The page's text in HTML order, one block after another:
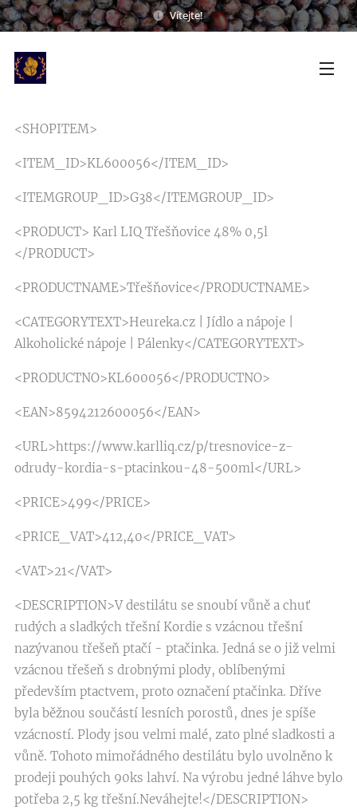
Vítejte!
<SHOPITEM>
<ITEM_ID>KL600056</ITEM_ID>
<ITEMGROUP_ID>G38</ITEMGROUP_ID>
<PRODUCT> Karl LIQ Třešňovice 48% 0,5l
</PRODUCT>
<PRODUCTNAME>Třešňovice</PRODUCTNAME>
<CATEGORYTEXT>Heureka.cz | Jídlo a nápoje |
Alkoholické nápoje | Pálenky</CATEGORYTEXT>
<PRODUCTNO>KL600056</PRODUCTNO>
<EAN>8594212600056</EAN>
<URL>https://www.karlliq.cz/p/tresnovice-z-
odrudy-kordia-s-ptacinkou-48-500ml</URL>
<PRICE>499</PRICE>
<PRICE_VAT>412,40</PRICE_VAT>
<VAT>21</VAT>
<DESCRIPTION>V destilátu se snoubí vůně a chuť
rudých a sladkých třešní Kordie s vzácnou třešní
nazývanou třešeň ptačí - ptačinka. Jedná se o již velmi
vzácnou třešeň s drobnými plody, oblíbenými
především ptactvem, proto označení ptačinka. Dříve
byla běžnou součástí lesních porostů, dnes je spíše
vzácností. Plody jsou velmi malé, zato plné sladkosti a
vůně. Tohoto mimořádného destilátu bylo uvolněno k
prodeji pouhých 90ks lahví. Na výrobu jedné láhve bylo
potřeba 2,5 kg třešní.Neváhejte!</DESCRIPTION>